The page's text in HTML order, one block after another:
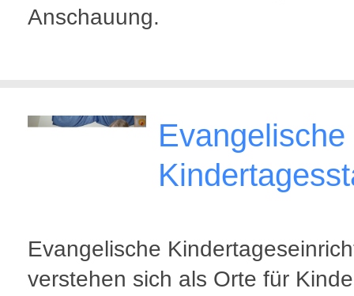
Anschauung.
Evangelische
Evangelische
verstehen sich als Orte für